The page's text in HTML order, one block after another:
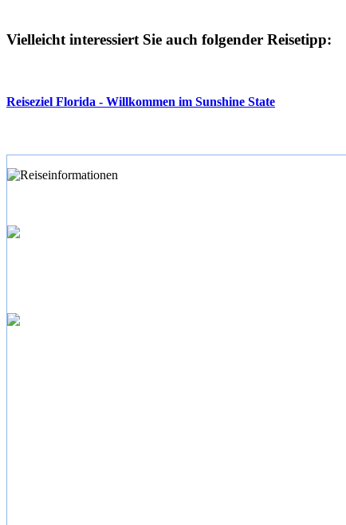
Vielleicht interessiert Sie auch folgender Reisetipp:
Reiseziel Florida - Willkommen im Sunshine State